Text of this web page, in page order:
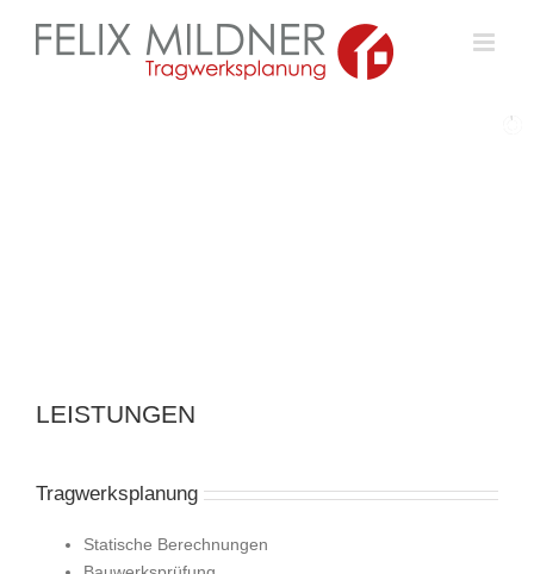
LEISTUNGEN
Tragwerksplanung
Statische Berechnungen